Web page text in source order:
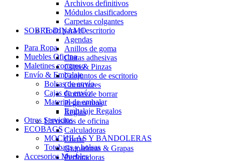
Archivos definitivos
Módulos clasificadores
Carpetas colgantes
Todo para el escritorio
Agendas
Anillos de goma
Cintas adhesivas
Clips & Pinzas
Conjuntos de escritorio
Correctores
Gomas de borrar
Pegamentos
Reglas
Utensilios de oficina
Calculadoras
Cortar
Grapadoras & Grapas
Perforadoras
SOBRE DINAMO
Para Ropa
Muebles Oficina
Maletines congreso
Envío & Embalaje
Bolsas de envío
Cajas de envío
Material de embalar
Embalaje Regalos
Otros Servicios
ECOBAGS
MOCHILAS Y BANDOLERAS
Totebags y bolsas
Accesorios Muebles